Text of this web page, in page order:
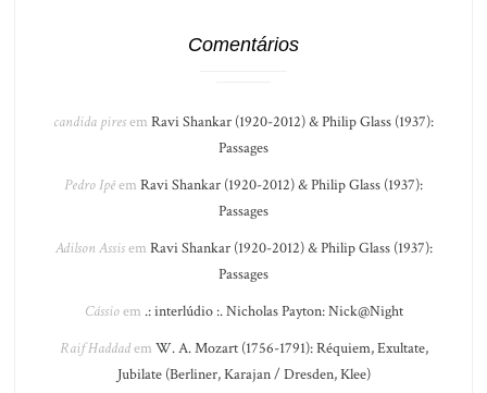
Comentários
candida piresem Ravi Shankar (1920-2012) & Philip Glass (1937):
Passages
Pedro Ipêem Ravi Shankar (1920-2012) & Philip Glass (1937):
Passages
Adilson Assisem Ravi Shankar (1920-2012) & Philip Glass (1937):
Passages
Cássioem .: interlúdio :. Nicholas Payton: Nick@Night
Raif Haddadem W. A. Mozart (1756-1791): Réquiem, Exultate,
Jubilate (Berliner, Karajan / Dresden, Klee)